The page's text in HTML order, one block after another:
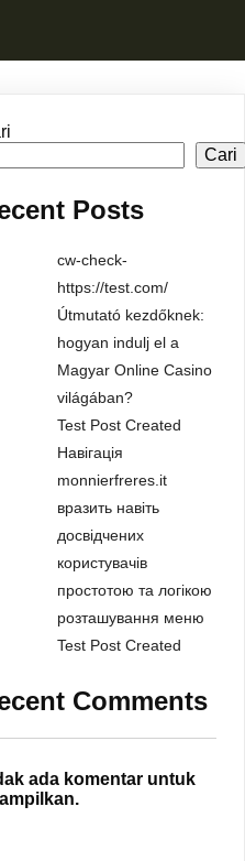
Cari
Posts
cw-check-
https://test.com/
Útmutató kezdőknek:
hogyan indulj el a
Magyar Online Casino
világában?
Test Post Created
Навігація
monnierfreres.it
вразить навіть
досвідчених
користувачів
простотою та логікою
розташування меню
Test Post Created
Comments
ada komentar untuk